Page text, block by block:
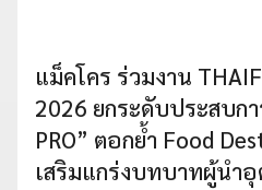
แม็คโคร ร่วมงาน
2026 ยกระดับประสบก
PRO” ตอกย้ำ Food
เสริมแกร่งบทบาทผู้นำ